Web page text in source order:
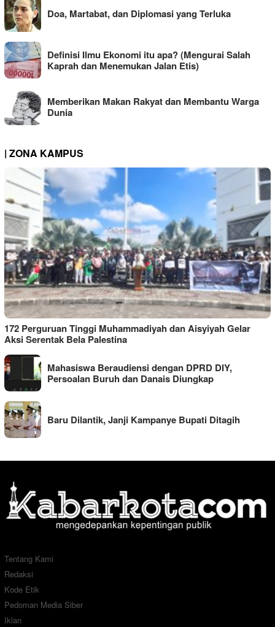
Doa, Martabat, dan Diplomasi yang Terluka
Definisi Ilmu Ekonomi itu apa? (Mengurai Salah
Kaprah dan Menemukan Jalan Etis)
Memberikan Makan Rakyat dan Membantu Warga
Dunia
| ZONA KAMPUS
172 Perguruan Tinggi Muhammadiyah dan Aisyiyah Gelar
Aksi Serentak Bela Palestina
Mahasiswa Beraudiensi dengan DPRD DIY,
Persoalan Buruh dan Danais Diungkap
Baru Dilantik, Janji Kampanye Bupati Ditagih
Tentang Kami
Redaksi
Kode Etik
Pedoman Media Siber
Iklan